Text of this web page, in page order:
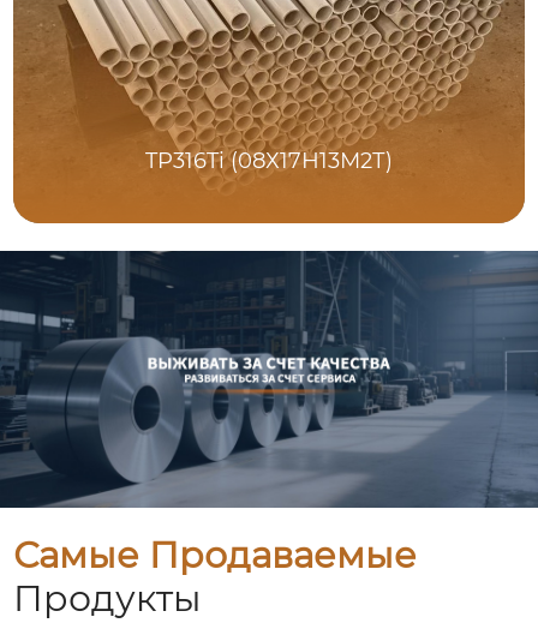
TP316Ti (08Х17Н13М2Т)
Самые Продаваемые
Продукты